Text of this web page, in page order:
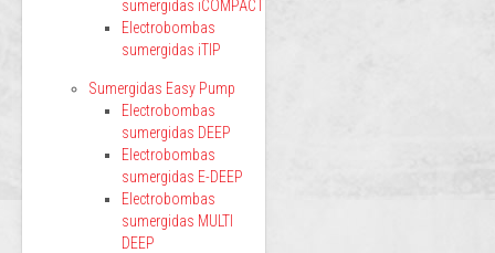
sumergidas iCOMPACT
Electrobombas
sumergidas iTIP
Sumergidas Easy Pump
Electrobombas
sumergidas DEEP
Electrobombas
sumergidas E-DEEP
Electrobombas
sumergidas MULTI
DEEP